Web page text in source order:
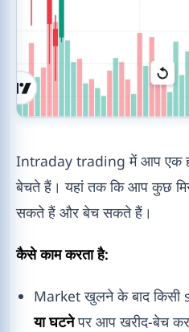
Intraday trading में आप एक
बेचते हैं। यहां तक कि आप कुछ
सकते हैं और बेच सकते हैं।
कैसे काम करता है:
Market खुलने के बाद किसी
या घटनेपर आप खरीद-बेच